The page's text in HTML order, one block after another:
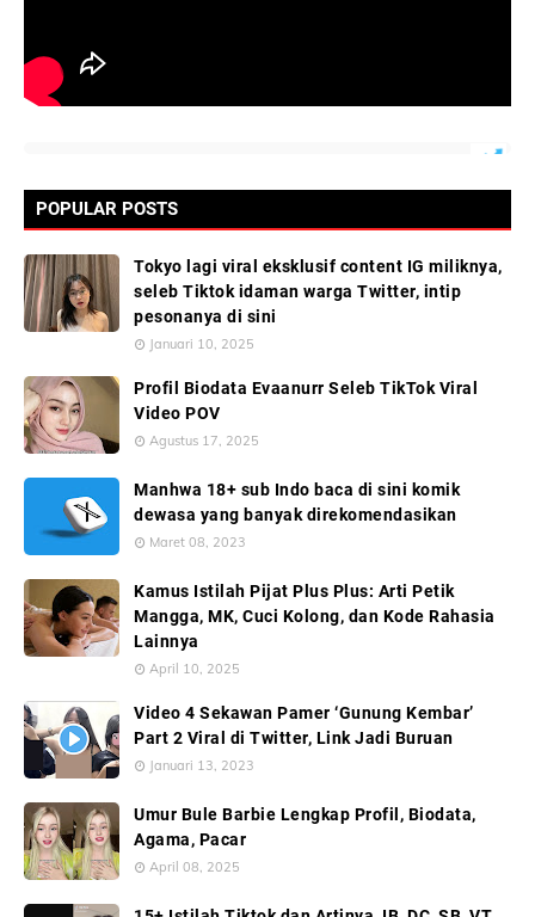
POPULAR POSTS
Tokyo lagi viral eksklusif content IG miliknya,
seleb Tiktok idaman warga Twitter, intip
pesonanya di sini
Januari 10, 2025
Profil Biodata Evaanurr Seleb TikTok Viral
Video POV
Agustus 17, 2025
Manhwa 18+ sub Indo baca di sini komik
dewasa yang banyak direkomendasikan
Maret 08, 2023
Kamus Istilah Pijat Plus Plus: Arti Petik
Mangga, MK, Cuci Kolong, dan Kode Rahasia
Lainnya
April 10, 2025
Video 4 Sekawan Pamer ‘Gunung Kembar’
Part 2 Viral di Twitter, Link Jadi Buruan
Januari 13, 2023
Umur Bule Barbie Lengkap Profil, Biodata,
Agama, Pacar
April 08, 2025